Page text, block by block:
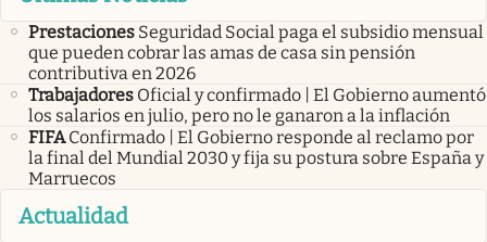
Prestaciones Seguridad Social paga el subsidio mensual
que pueden cobrar las amas de casa sin pensión
contributiva en 2026
Trabajadores Oficial y confirmado | El Gobierno aumentó
los salarios en julio, pero no le ganaron a la inflación
FIFA Confirmado | El Gobierno responde al reclamo por
la final del Mundial 2030 y fija su postura sobre España y
Marruecos
Actualidad